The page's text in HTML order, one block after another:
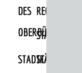
DES RECHT
STADTKÄMMEREI